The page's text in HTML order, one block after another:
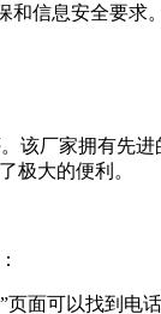
信息安全要求。
该厂家拥有先
极大的便利。
面可以找到电话